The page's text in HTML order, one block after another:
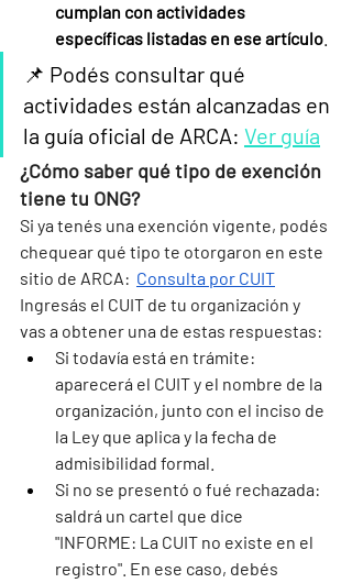
cumplan con actividades
específicas listadas en ese artículo
📌 Podés consultar qué
actividades están alcanzadas en
la guía oficial de ARCA: Ver guía
¿Cómo saber qué tipo de exención
tiene tu ONG?
Si ya tenés una exención vigente, podés
chequear qué tipo te otorgaron en este
sitio de ARCA: Consulta por CUIT
Ingresás el CUIT de tu organización y
vas a obtener una de estas respuestas:
Si todavía está en trámite:
aparecerá el CUIT y el nombre de la
organización, junto con el inciso de
la Ley que aplica y la fecha de
admisibilidad formal.
Si no se presentó o fué rechazada:
saldrá un cartel que dice
"INFORME: La CUIT no existe en el
registro". En ese caso, debés